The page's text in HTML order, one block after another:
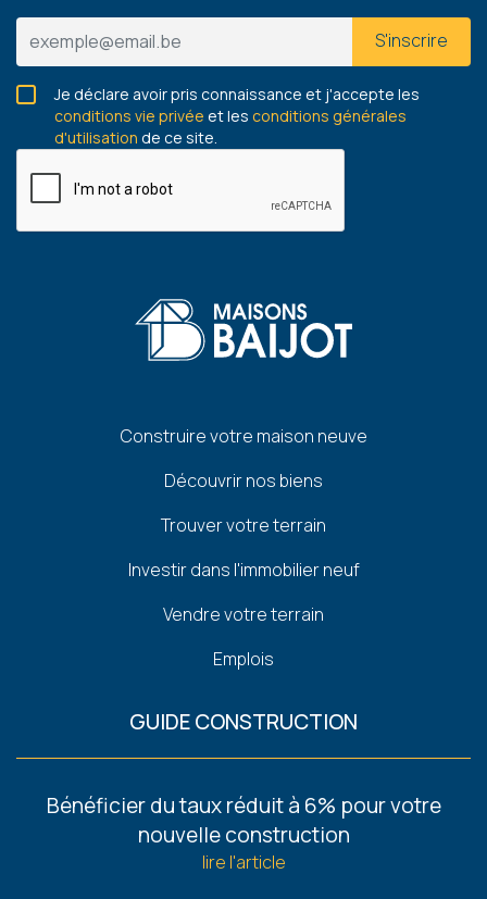
S'inscrire
Je déclare avoir pris connaissance et j'accepte les
conditions vie privée et les conditions générales
d'utilisation de ce site.
Construire votre maison neuve
Découvrir nos biens
Trouver votre terrain
Investir dans l'immobilier neuf
Vendre votre terrain
Emplois
GUIDE CONSTRUCTION
Footer
Bénéficier du taux réduit à 6% pour votre
nouvelle construction
lire l'article